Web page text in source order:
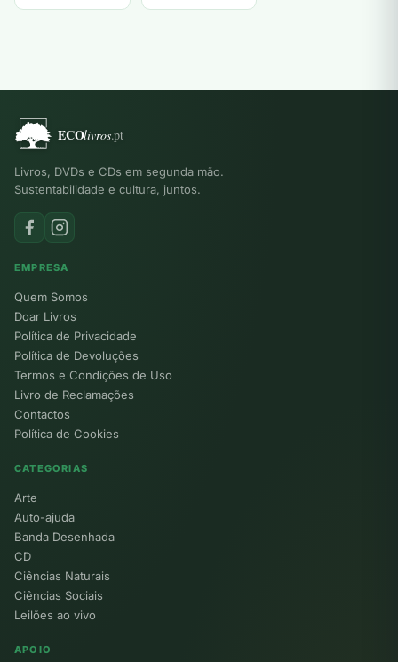
Livros, DVDs e CDs em segunda mão.
Sustentabilidade e cultura, juntos.
EMPRESA
Quem Somos
Doar Livros
Política de Privacidade
Política de Devoluções
Termos e Condições de Uso
Livro de Reclamações
Contactos
Política de Cookies
CATEGORIAS
Arte
Auto-ajuda
Banda Desenhada
CD
Ciências Naturais
Ciências Sociais
Leilões ao vivo
APOIO